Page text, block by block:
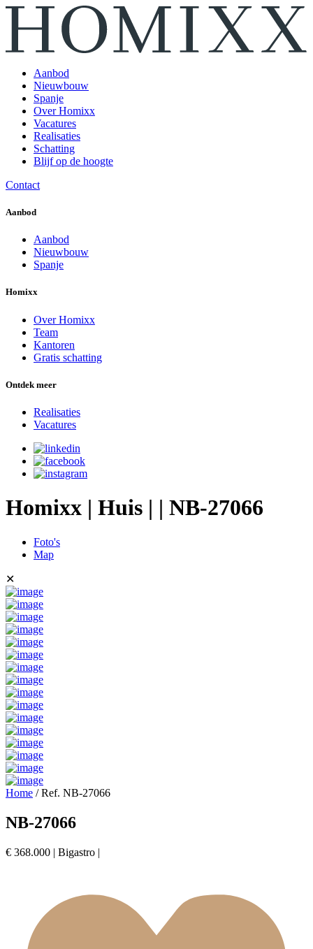
Aanbod
Nieuwbouw
Spanje
Over Homixx
Vacatures
Realisaties
Schatting
Blijf op de hoogte
Contact
Aanbod
Aanbod
Nieuwbouw
Spanje
Homixx
Over Homixx
Team
Kantoren
Gratis schatting
Ontdek meer
Realisaties
Vacatures
Homixx | Huis | | NB-27066
Foto's
Map
✕
Home / Ref. NB-27066
NB-27066
€ 368.000 | Bigastro |